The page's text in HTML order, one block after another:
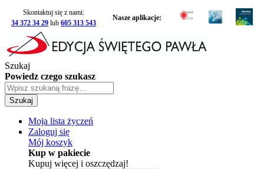
Skontaktuj się z nami:
34 372 34 29 lub 605 313 543
Nasze aplikacje:
Szukaj
Powiedz czego szukasz
Szukaj
Moja lista życzeń
Zaloguj się
Mój koszyk
Kup w pakiecie
Kupuj więcej i oszczędzaj!